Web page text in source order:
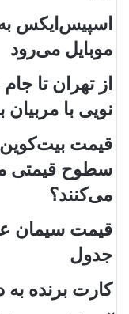
اسپیس‌ایکس
موبایل می‌رود
از تهران تا
نویی با مربیان
قیمت
می‌کنند؟
جدول
کارت برنده